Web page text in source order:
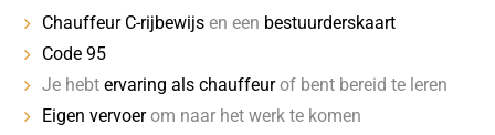
Chauffeur C-rijbewijs en een bestuurderskaart
Code 95
Je hebtervaring als chauffeurof bent bereid te leren
Eigen vervoerom naar het werk te komen